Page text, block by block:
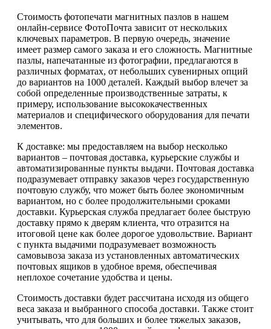
Стоимость фотопечати магнитных пазлов в нашем
онлайн-сервисе ФотоПочта зависит от нескольких
ключевых параметров. В первую очередь, значение
имеет размер самого заказа и его сложность. Магнитные
пазлы, напечатанные из фотографии, предлагаются в
различных форматах, от небольших сувенирных опций
до вариантов на 1000 деталей. Каждый выбор влечет за
собой определенные производственные затраты, к
примеру, использование высококачественных
материалов и специфического оборудования для печати
элементов.
К доставке: мы предоставляем на выбор несколько
вариантов – почтовая доставка, курьерские службы и
автоматизированные пункты выдачи. Почтовая доставка
подразумевает отправку заказов через государственную
почтовую службу, что может быть более экономичным
вариантом, но с более продолжительными сроками
доставки. Курьерская служба предлагает более быструю
доставку прямо к дверям клиента, что отразится на
итоговой цене как более дорогое удовольствие. Вариант
с пункта выдачими подразумевает возможность
самовывоза заказа из установленных автоматических
почтовых ящиков в удобное время, обеспечивая
неплохое сочетание удобства и цены.
Стоимость доставки будет рассчитана исходя из общего
веса заказа и выбранного способа доставки. Также стоит
учитывать, что для больших и более тяжелых заказов,